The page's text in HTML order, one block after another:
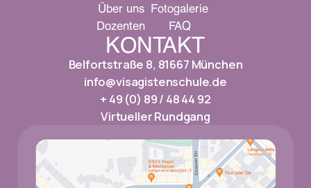
Über uns
Dozenten
Fotogalerie
FAQ
KONTAKT
Belfortstraße 8, 81667 München
info@visagistenschule.de
+ 49 (0) 89 / 48 44 92
Virtueller Rundgang